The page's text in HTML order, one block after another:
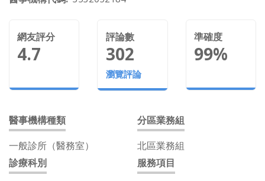
網友評分
4.7
評論數
302
瀏覽評論
準確度
99%
醫事機構種類
一般診所（醫務室）
分區業務組
北區業務組
診療科別
服務項目